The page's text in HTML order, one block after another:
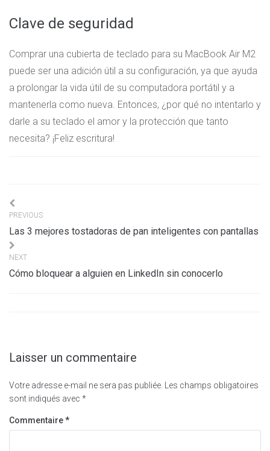
Clave de seguridad
Comprar una cubierta de teclado para su MacBook Air M2
puede ser una adición útil a su configuración, ya que ayuda
a prolongar la vida útil de su computadora portátil y a
mantenerla como nueva. Entonces, ¿por qué no intentarlo y
darle a su teclado el amor y la protección que tanto
necesita? ¡Feliz escritura!
Navigation
de
l’article
PREVIOUS
Las 3 mejores tostadoras de pan inteligentes con pantallas
NEXT
Cómo bloquear a alguien en LinkedIn sin conocerlo
Laisser un commentaire
Votre adresse e-mail ne sera pas publiée.
Les champs obligatoires
sont indiqués avec *
Commentaire*